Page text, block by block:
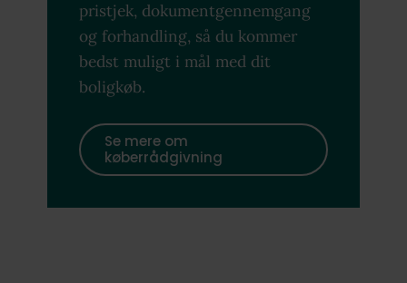
pristjek, dokumentgennemgang
og forhandling, så du kommer
bedst muligt i mål med dit
boligkøb.
Se mere om
køberrådgivning